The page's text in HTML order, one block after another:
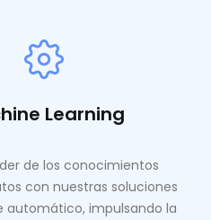
Learning
de los conocimientos
con nuestras soluciones
automático, impulsando la